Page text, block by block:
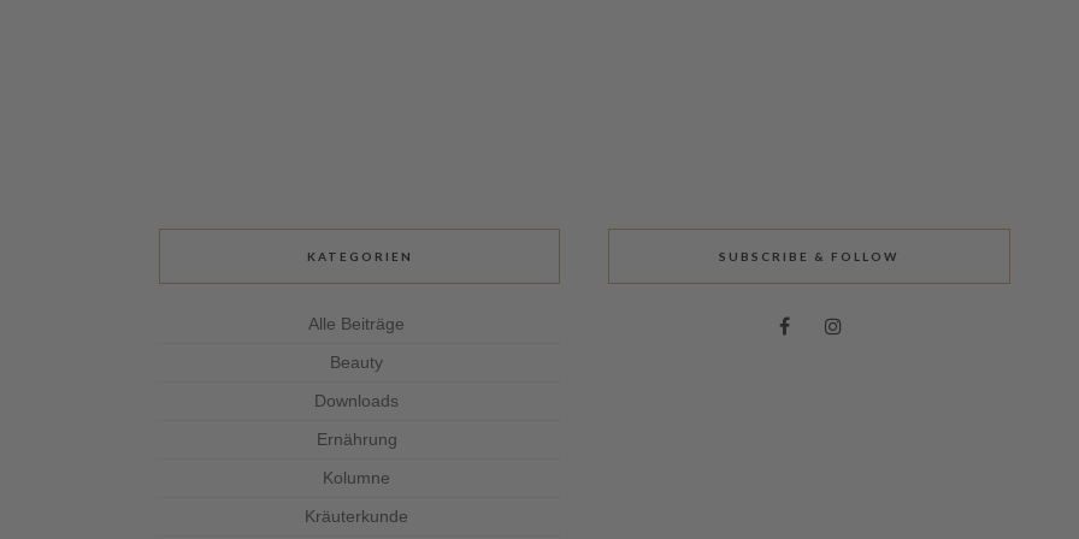
KATEGORIEN
Alle Beiträge
Beauty
Downloads
Ernährung
Kolumne
Kräuterkunde
SUBSCRIBE & FOLLOW